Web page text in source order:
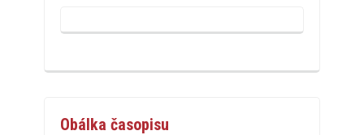
Obálka časopisu